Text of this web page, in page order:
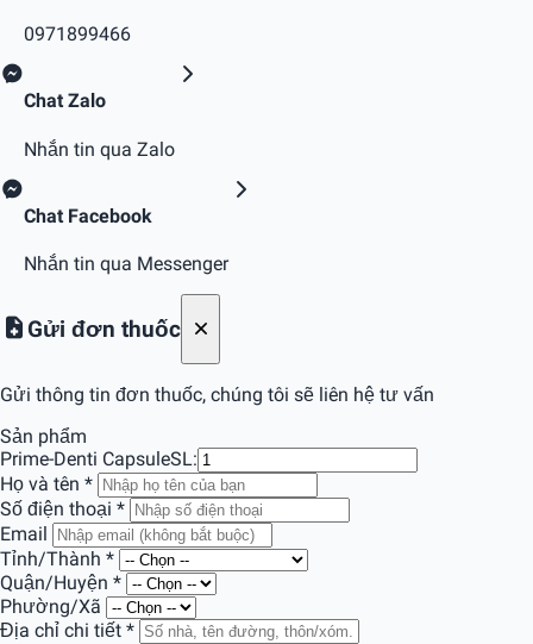
0971899466
Chat Zalo
Nhắn tin qua Zalo
Chat Facebook
Nhắn tin qua Messenger
Gửi đơn thuốc
Gửi thông tin đơn thuốc, chúng tôi sẽ liên hệ tư vấn
Sản phẩm
Prime-Denti CapsuleSL:
Họ và tên *
Số điện thoại *
Email
Tỉnh/Thành *
Quận/Huyện *
Phường/Xã
Địa chỉ chi tiết *